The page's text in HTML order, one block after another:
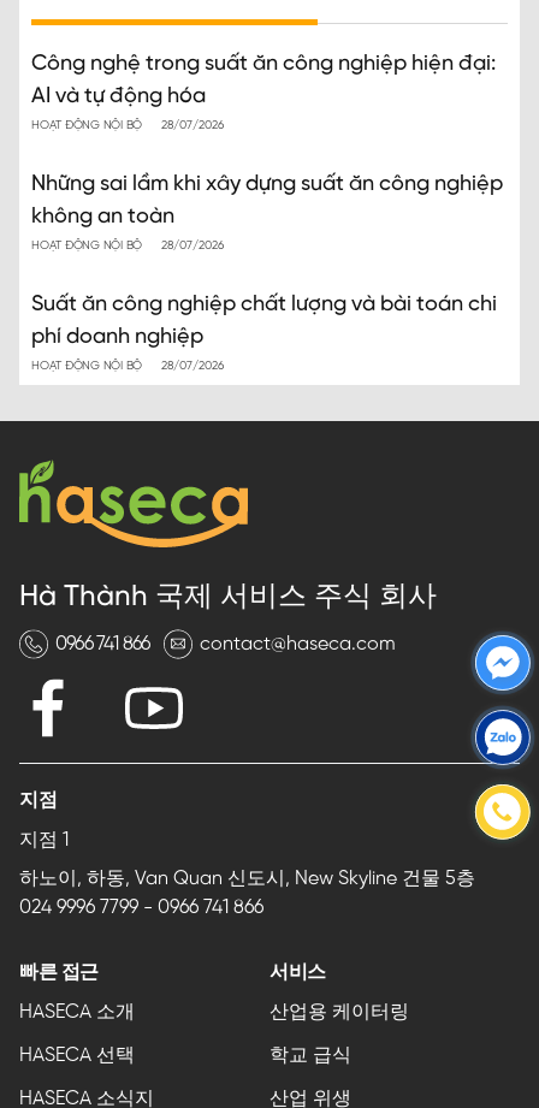
Công nghệ trong suất ăn công nghiệp hiện đại:
AI và tự động hóa
HOẠT ĐỘNG NỘI BỘ 28/07/2026
Những sai lầm khi xây dựng suất ăn công nghiệp
không an toàn
HOẠT ĐỘNG NỘI BỘ 28/07/2026
Suất ăn công nghiệp chất lượng và bài toán chi
phí doanh nghiệp
HOẠT ĐỘNG NỘI BỘ 28/07/2026
Hà Thành 국제 서비스 주식 회사
0966 741 866 contact@haseca.com
지점
지점 1
하노이, 하동, Van Quan 신도시, New Skyline 건물 5층
024 9996 7799 - 0966 741 866
빠른 접근
HASECA 소개
HASECA 선택
HASECA 소식지
서비스
산업용 케이터링
학교 급식
산업 위생